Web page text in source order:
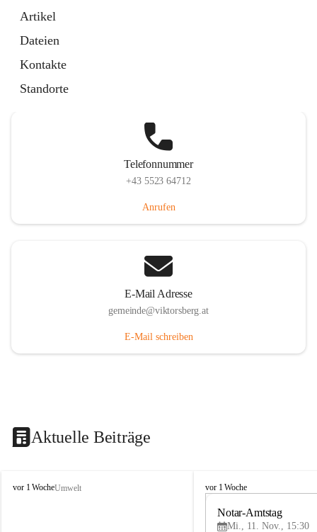
Artikel
Dateien
Kontakte
Standorte
Telefonnummer
+43 5523 64712
Anrufen
E-Mail Adresse
gemeinde@viktorsberg.at
E-Mail schreiben
Aktuelle Beiträge
V
vor 1 WocheUmwelt
V
vor 1 Woche
Notar-Amtstag
Mi., 11. Nov., 15:30